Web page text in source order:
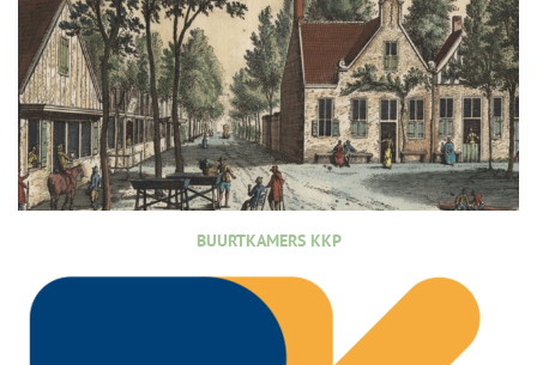
BUURTKAMERS KKP